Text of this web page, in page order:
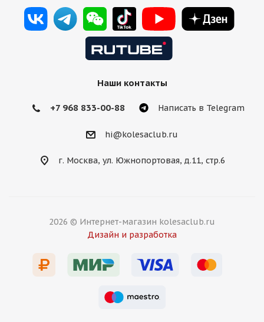
Наши контакты
+7 968 833-00-88 Написать в Telegram
hi@kolesaclub.ru
г. Москва, ул. Южнопортовая, д.11, стр.6
2026 © Интернет-магазин kolesaclub.ru
Дизайн и разработка